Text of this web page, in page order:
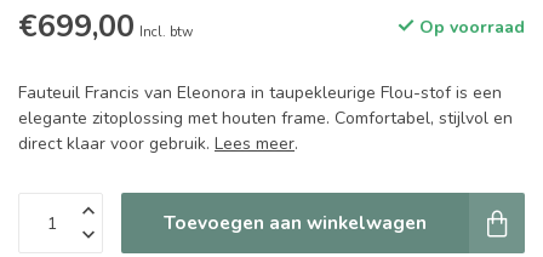
€699,00 Incl. btw Op voorraad
Fauteuil Francis van Eleonora in taupekleurige Flou-stof is een
elegante zitoplossing met houten frame. Comfortabel, stijlvol en
direct klaar voor gebruik. Lees meer.
Toevoegen aan winkelwagen